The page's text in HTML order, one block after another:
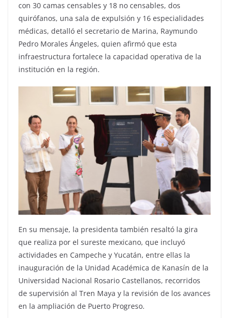
con 30 camas censables y 18 no censables, dos
quirófanos, una sala de expulsión y 16 especialidades
médicas, detalló el secretario de Marina, Raymundo
Pedro Morales Ángeles, quien afirmó que esta
infraestructura fortalece la capacidad operativa de la
institución en la región.
En su mensaje, la presidenta también resaltó la gira
que realiza por el sureste mexicano, que incluyó
actividades en Campeche y Yucatán, entre ellas la
inauguración de la Unidad Académica de Kanasín de la
Universidad Nacional Rosario Castellanos, recorridos
de supervisión al Tren Maya y la revisión de los avances
en la ampliación de Puerto Progreso.